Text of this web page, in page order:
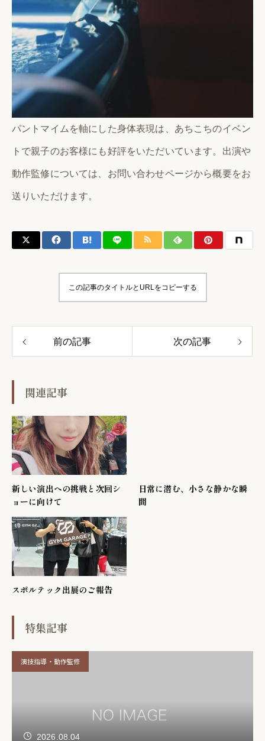
パントマイムを軸にした身体表現は、あちこちのイベン
トで親子のお客様にも好評をいただいています。出演や
動作監修については、お問い合わせページから概要をお
送りいただけます。
この記事のタイトルとURLをコピーする
前の記事 次の記事
関連記事
新しい演出への挑戦と次回シ
ョーに向けて
日常に潜む、小さな静かな瞬
間
スポルテック出展のご報告
特集記事
演技指導・動作監修
2026.08.04